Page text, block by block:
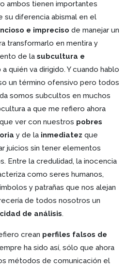
ambos tienen importantes
su diferencia abismal en el
e impreciso de manejar un
transformarlo en mentira y
de la subcultura e
a quién va dirigido. Y cuando hablo
un término ofensivo pero todos
somos subcultos en muchos
a que me refiero ahora
ver con nuestros pobres
y de la inmediatez que
juicios sin tener elementos
Entre la credulidad, la inocencia
como seres humanos,
y patrañas que nos alejan
de todos nosotros un
de análisis.
crean perfiles falsos de
ha sido así, sólo que ahora
métodos de comunicación el